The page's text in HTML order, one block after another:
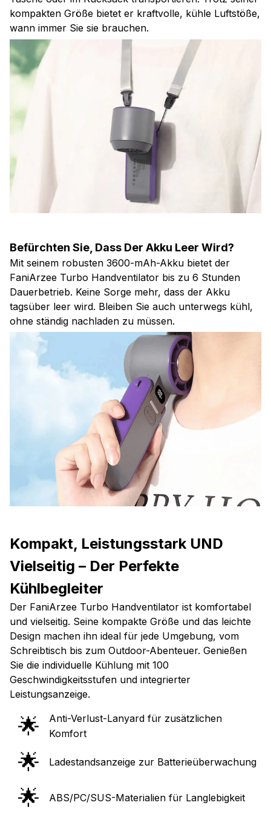
kompakten Größe bietet er kraftvolle, kühle Luftstöße,
wann immer Sie sie brauchen.
Befürchten Sie, Dass Der Akku Leer Wird?
Mit seinem robusten 3600-mAh-Akku bietet der
FaniArzee Turbo Handventilator bis zu 6 Stunden
Dauerbetrieb. Keine Sorge mehr, dass der Akku
tagsüber leer wird. Bleiben Sie auch unterwegs kühl,
ohne ständig nachladen zu müssen.
Kompakt, Leistungsstark UND
Vielseitig – Der Perfekte
Kühlbegleiter
Der FaniArzee Turbo Handventilator ist komfortabel
und vielseitig. Seine kompakte Größe und das leichte
Design machen ihn ideal für jede Umgebung, vom
Schreibtisch bis zum Outdoor-Abenteuer. Genießen
Sie die individuelle Kühlung mit 100
Geschwindigkeitsstufen und integrierter
Leistungsanzeige.
🌟
Anti-Verlust-Lanyard für zusätzlichen
Komfort
🌟 Ladestandsanzeige zur Batterieüberwachung
🌟 ABS/PC/SUS-Materialien für Langlebigkeit